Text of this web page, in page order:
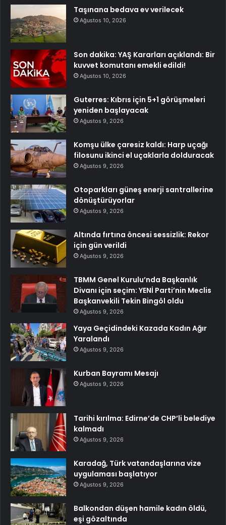
Taşınana bedava ev verilecek
Ağustos 10, 2026
Son dakika: YAŞ Kararları açıklandı: Bir
kuvvet komutanı emekli edildi!
Ağustos 10, 2026
Guterres: Kıbrıs için 5+1 görüşmeleri
yeniden başlayacak
Ağustos 9, 2026
Komşu ülke çaresiz kaldı: Harp uçağı
filosunu ikinci el uçaklarla dolduracak
Ağustos 9, 2026
Otoparkları güneş enerji santrallerine
dönüştürüyorlar
Ağustos 9, 2026
Altında fırtına öncesi sessizlik: Rekor
için gün verildi
Ağustos 9, 2026
TBMM Genel Kurulu’nda Başkanlık
Divanı için seçim: YENİ Parti’nin Meclis
Başkanvekili Tekin Bingöl oldu
Ağustos 9, 2026
Yaya Geçidindeki Kazada Kadın Ağır
Yaralandı
Ağustos 9, 2026
Kurban Bayramı Mesajı
Ağustos 9, 2026
Tarihi kırılma: Edirne’de CHP’li belediye
kalmadı
Ağustos 9, 2026
Karadağ, Türk vatandaşlarına vize
uygulaması başlatıyor
Ağustos 9, 2026
Balkondan düşen hamile kadın öldü,
eşi gözaltında